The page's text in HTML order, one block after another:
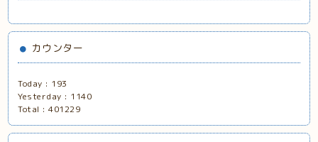
カウンター
Today : 193
Yesterday : 1140
Total :401229